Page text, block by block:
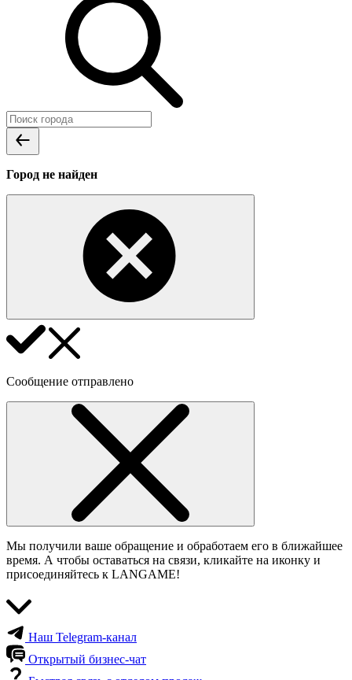
Город не найден
Сообщение отправлено
Мы получили ваше обращение и обработаем его в ближайшее
время. А чтобы оставаться на связи, кликайте на иконку и
присоединяйтесь к LANGAME!
Наш Telegram-канал
Открытый бизнес-чат